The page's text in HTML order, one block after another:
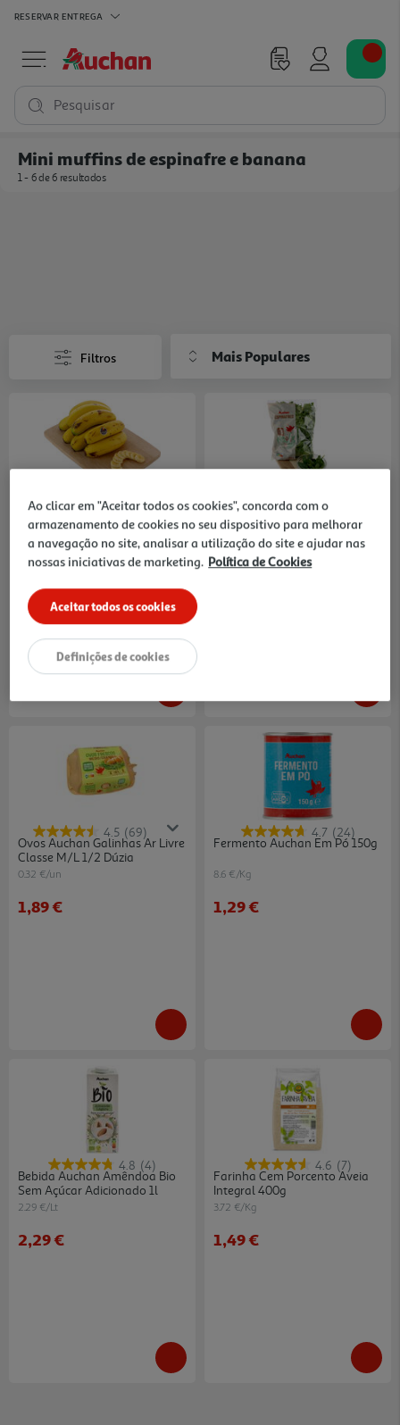
RESERVAR ENTREGA
Pesquisar
Mini muffins de espinafre e banana
1 - 6 de 6 resultados
Filtros Mais Populares
4.3 (103)
Banana Da Madeira Kg
0.38 €/un
3,19 €/Kg
Espinafres Auchan 300g
6.63 €/Kg
1,99 €
4.5 (69)
Ovos Auchan Galinhas Ar Livre
Classe M/l 1/2 Dúzia
0.32 €/un
1,89 €
4.7 (24)
Fermento Auchan Em Pó 150g
8.6 €/Kg
1,29 €
4.8 (4)
Bebida Auchan Amêndoa Bio
Sem Açúcar Adicionado 1l
2.29 €/Lt
2,29 €
4.6 (7)
Farinha Cem Porcento Aveia
Integral 400g
3.72 €/Kg
1,49 €
Ao clicar em "Aceitar todos os cookies", concorda com o
armazenamento de cookies no seu dispositivo para melhorar
a navegação no site, analisar a utilização do site e ajudar nas
nossas iniciativas de marketing. Política de Cookies
Aceitar todos os cookies
Definições de cookies